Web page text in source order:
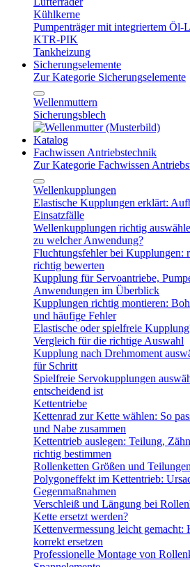
Kühlkerne
Pumpenträger mit integriertem Öl-
KTR-PIK
Tankheizung
Sicherungselemente
Zur Kategorie Sicherungselemente
Wellenmuttern
Sicherungsblech
Katalog
Fachwissen Antriebstechnik
Zur Kategorie Fachwissen
Wellenkupplungen
Elastische Kupplungen erklärt:
Einsatzfälle
Wellenkupplungen richtig
zu welcher Anwendung?
Fluchtungsfehler bei Kupplungen:
richtig bewerten
Kupplung für Servoantriebe,
Anwendungen im Überblick
Kupplungen richtig montieren:
und häufige Fehler
Elastische oder spielfreie
Vergleich für die richtige Auswahl
Kupplung nach Drehmoment
für Schritt
Spielfreie Servokupplungen
entscheidend ist
Kettentriebe
Kettenrad zur Kette wählen: So
und Nabe zusammen
Kettentrieb auslegen: Teilung,
richtig bestimmen
Rollenketten Größen und
Polygoneffekt im Kettentrieb:
Gegenmaßnahmen
Verschleiß und Längung bei
Kette ersetzt werden?
Kettenvermessung leicht gemacht:
korrekt ersetzen
Professionelle Montage von